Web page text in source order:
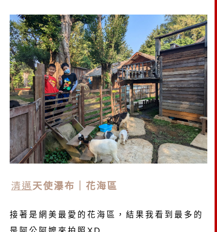
清邁 天使瀑布｜花海區
接著是網美最愛的花海區，結果我看到最多的